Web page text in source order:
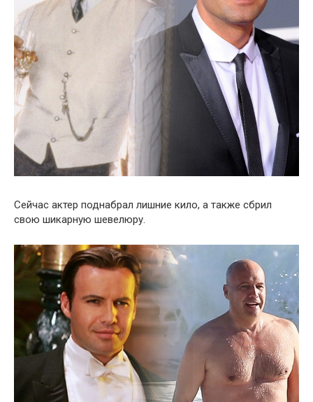
Сейчас актер поднабрал лишние кило, а также сбрил
свою шикарную шевелюру.